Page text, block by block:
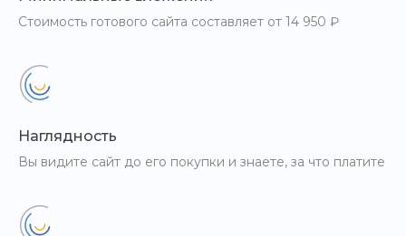
Стоимость готового сайта составляет от 14 950 ₽
Наглядность
Вы видите сайт до его покупки и знаете, за что платите